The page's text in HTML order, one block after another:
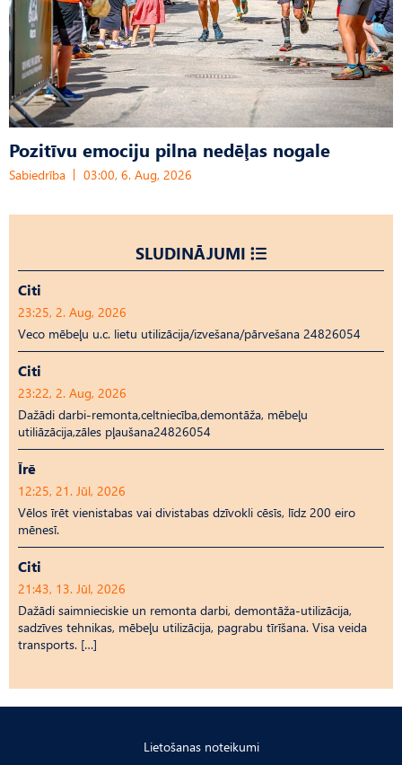
Pozitīvu emociju pilna nedēļas nogale
Sabiedrība 03:00, 6. Aug, 2026
SLUDINĀJUMI
Citi
23:25, 2. Aug, 2026
Veco mēbeļu u.c. lietu utilizācija/izvešana/pārvešana 24826054
Citi
23:22, 2. Aug, 2026
Dažādi darbi-remonta,celtniecība,demontāža, mēbeļu
utiliāzācija,zāles pļaušana24826054
Īrē
12:25, 21. Jūl, 2026
Vēlos īrēt vienistabas vai divistabas dzīvokli cēsīs, līdz 200 eiro
mēnesī.
Citi
21:43, 13. Jūl, 2026
Dažādi saimnieciskie un remonta darbi, demontāža-utilizācija,
sadzīves tehnikas, mēbeļu utilizācija, pagrabu tīrīšana. Visa veida
transports. […]
Lietošanas noteikumi